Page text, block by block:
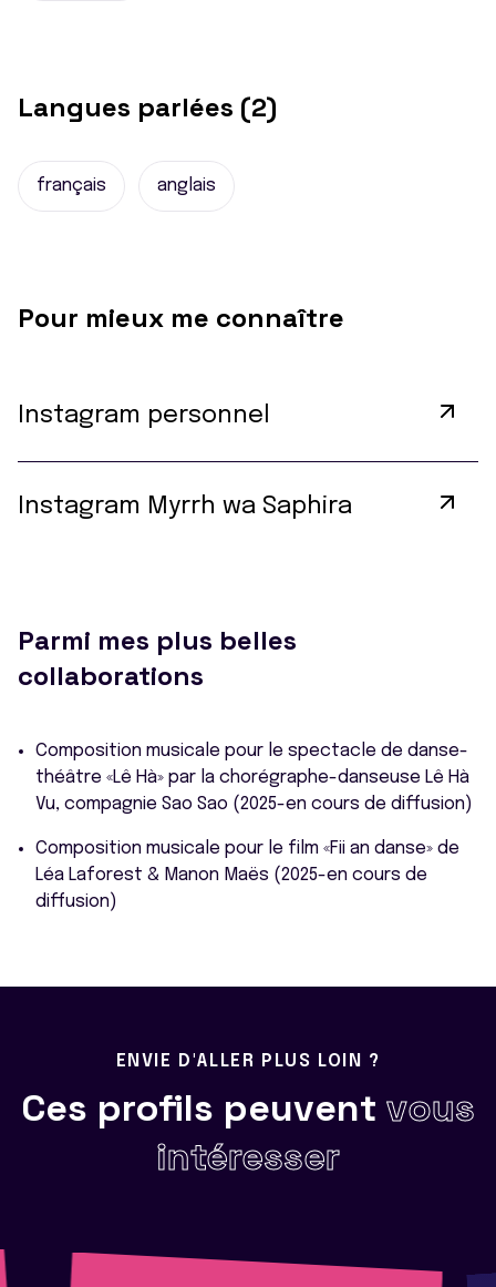
Langues parlées (2)
français anglais
Pour mieux me connaître
Instagram personnel
Instagram Myrrh wa Saphira
Parmi mes plus belles
collaborations
Composition musicale pour le spectacle de danse-
théâtre «Lê Hà» par la chorégraphe-danseuse Lê Hà
Vu, compagnie Sao Sao (2025-en cours de diffusion)
Composition musicale pour le film «Fii an danse» de
Léa Laforest & Manon Maës (2025-en cours de
diffusion)
ENVIE D'ALLER PLUS LOIN ?
Ces profils peuvent vous
intéresser